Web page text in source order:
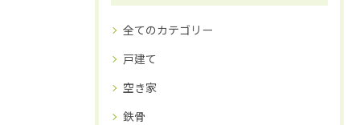
全てのカテゴリー
戸建て
空き家
鉄骨